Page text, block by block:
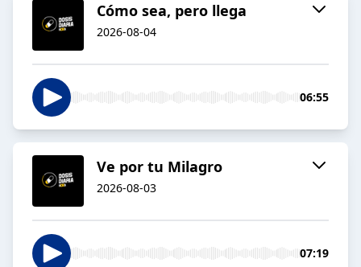
Cómo sea, pero llega
2026-08-04
06:55
Ve por tu Milagro
2026-08-03
07:19